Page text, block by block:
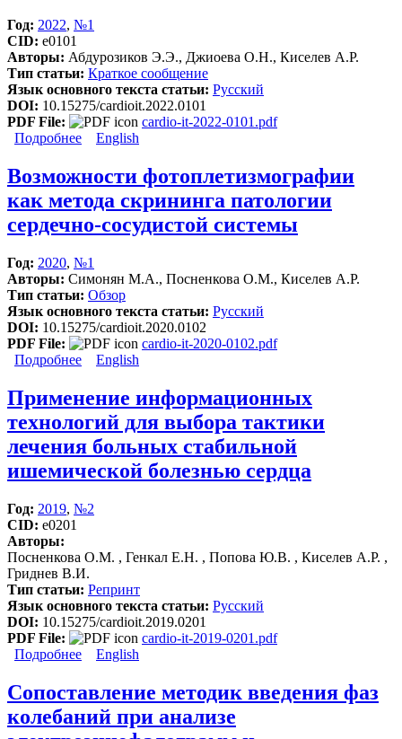
Год: 2022, №1
CID: e0101
Авторы: Абдурозиков Э.Э., Джиоева О.Н., Киселев А.Р.
Тип статьи: Краткое сообщение
Язык основного текста статьи: Русский
DOI: 10.15275/cardioit.2022.0101
PDF File:
cardio-it-2022-0101.pdf
Подробнее о Клинические параметры, ассоциированные с
внесердечных хирургических вмешательств
English
Возможности фотоплетизмографии
как метода скрининга патологии
сердечно-сосудистой системы
Год: 2020, №1
Авторы: Симонян М.А., Посненкова О.М., Киселев А.Р.
Тип статьи: Обзор
Язык основного текста статьи: Русский
DOI: 10.15275/cardioit.2020.0102
PDF File:
cardio-it-2020-0102.pdf
Подробнее о Возможности фотоплетизмографии как метода
системы
English
Применение информационных
технологий для выбора тактики
лечения больных стабильной
ишемической болезнью сердца
Год: 2019, №2
CID: e0201
Авторы:
Посненкова О.М. , Генкал Е.Н. , Попова Ю.В. , Киселев А.Р. ,
Гриднев В.И.
Тип статьи: Репринт
Язык основного текста статьи: Русский
DOI: 10.15275/cardioit.2019.0201
PDF File:
cardio-it-2019-0201.pdf
Подробнее о Применение информационных технологий для
ишемической болезнью сердца
English
Сопоставление методик введения фаз
колебаний при анализе